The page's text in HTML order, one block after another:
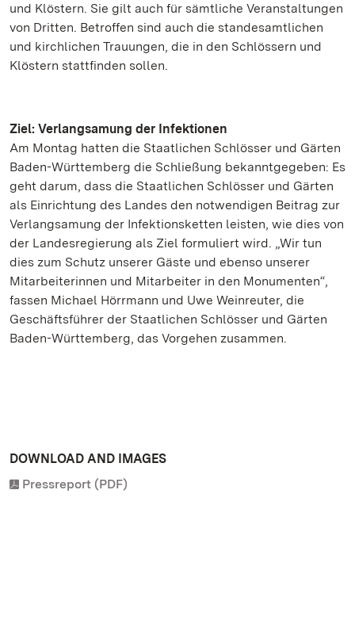
und Klöstern. Sie gilt auch für sämtliche Veranstaltungen
von Dritten. Betroffen sind auch die standesamtlichen
und kirchlichen Trauungen, die in den Schlössern und
Klöstern stattfinden sollen.
Ziel: Verlangsamung der Infektionen
Am Montag hatten die Staatlichen Schlösser und Gärten
Baden-Württemberg die Schließung bekanntgegeben: Es
geht darum, dass die Staatlichen Schlösser und Gärten
als Einrichtung des Landes den notwendigen Beitrag zur
Verlangsamung der Infektionsketten leisten, wie dies von
der Landesregierung als Ziel formuliert wird. „Wir tun
dies zum Schutz unserer Gäste und ebenso unserer
Mitarbeiterinnen und Mitarbeiter in den Monumenten“,
fassen Michael Hörrmann und Uwe Weinreuter, die
Geschäftsführer der Staatlichen Schlösser und Gärten
Baden-Württemberg, das Vorgehen zusammen.
DOWNLOAD AND IMAGES
Pressreport (PDF)